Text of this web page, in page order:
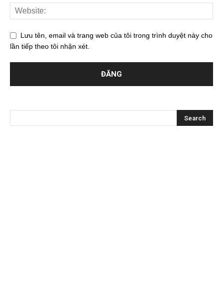
Lưu tên, email và trang web của tôi trong trình duyệt này cho
lần tiếp theo tôi nhận xét.